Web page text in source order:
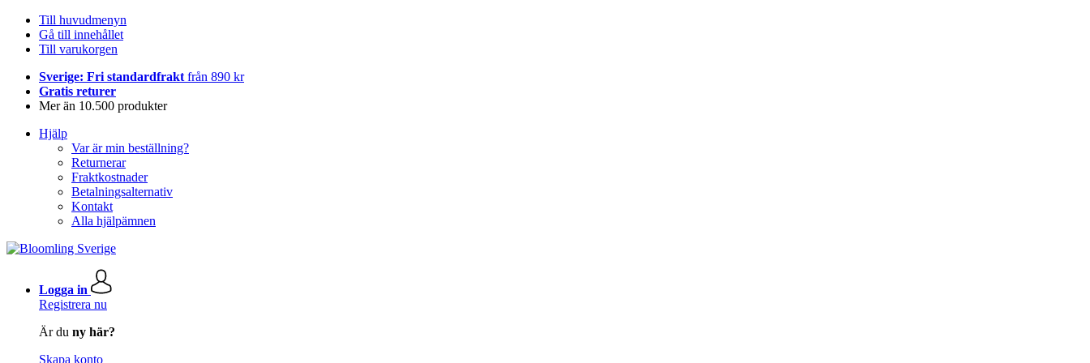
Till huvudmenyn
Gå till innehållet
Till varukorgen
Sverige: Fri standardfrakt från 890 kr
Gratis returer
Mer än 10.500 produkter
Hjälp
Var är min beställning?
Returnerar
Fraktkostnader
Betalningsalternativ
Kontakt
Alla hjälpämnen
Logga in
Registrera nu
Är du ny här?
Skapa konto